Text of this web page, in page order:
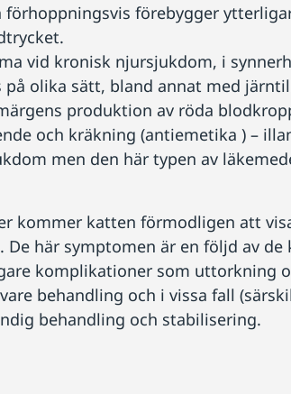
förebygger
vid kronisk njursjukdom, i
olika sätt, bland annat med
produktion av röda
och kräkning (antiemetika ) –
men den här typen av
kommer katten förmodligen att
här symptomen är en följd av
komplikationer som uttorkning
behandling och i vissa fall
behandling och stabilisering.